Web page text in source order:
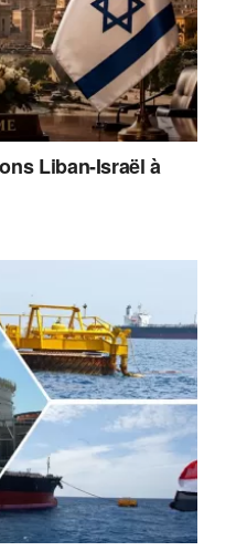
Liban-Israël à